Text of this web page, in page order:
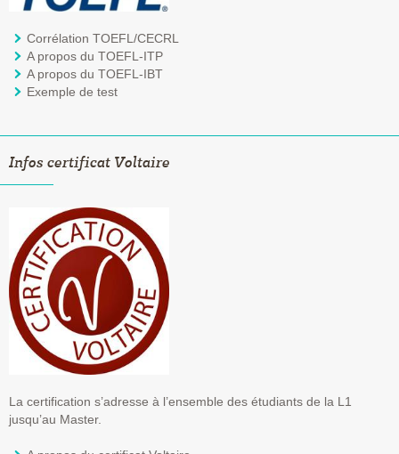
Corrélation TOEFL/CECRL
A propos du TOEFL-ITP
A propos du TOEFL-IBT
Exemple de test
Infos certificat Voltaire
La certification s’adresse à l’ensemble des étudiants de la L1
jusqu’au Master.